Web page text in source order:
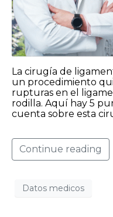
La cirugía de
un procedimiento
rupturas en el
rodilla. Aquí hay 5
cuenta sobre esta
Continue reading
Datos medicos